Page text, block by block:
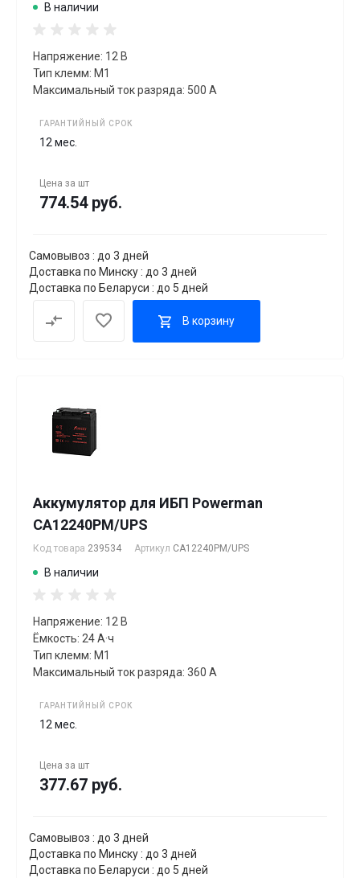
В наличии
Напряжение: 12 В
Тип клемм: M1
Максимальный ток разряда: 500 А
ГАРАНТИЙНЫЙ СРОК
12 мес.
Цена за шт
774.54 руб.
Самовывоз : до 3 дней
Доставка по Минску : до 3 дней
Доставка по Беларуси : до 5 дней
В корзину
Аккумулятор для ИБП Powerman
CA12240PM/UPS
Код товара 239534 Артикул CA12240PM/UPS
В наличии
Напряжение: 12 В
Ёмкость: 24 А·ч
Тип клемм: M1
Максимальный ток разряда: 360 А
ГАРАНТИЙНЫЙ СРОК
12 мес.
Цена за шт
377.67 руб.
Самовывоз : до 3 дней
Доставка по Минску : до 3 дней
Доставка по Беларуси : до 5 дней